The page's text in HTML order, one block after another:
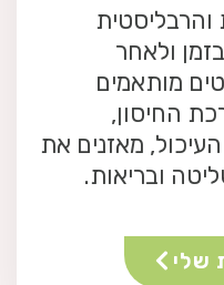
והרבליסטית
ולאחר
מותאמים
החיסון,
מאזנים את
ובריאות.
שלי